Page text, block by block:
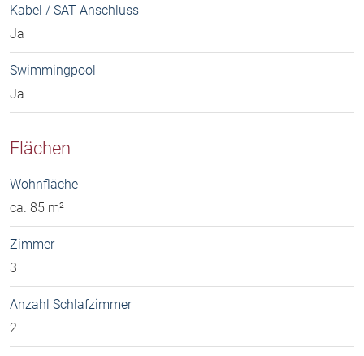
Kabel / SAT Anschluss
Ja
Swimmingpool
Ja
Flächen
Wohnfläche
ca. 85 m²
Zimmer
3
Anzahl Schlafzimmer
2